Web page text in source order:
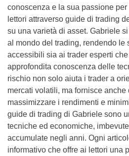
conoscenza e la sua passione
lettori attraverso guide di trading
su una varietà di asset. Gabriele
al mondo del trading, rendendo le
accessibili sia ai trader esperti
approfondita conoscenza delle
rischio non solo aiuta i trader a
mercati volatili, ma fornisce
massimizzare i rendimenti e
guide di trading di Gabriele sono
tecniche ed economiche,
accumulate negli anni. Ogni
informativo che offre ai lettori una